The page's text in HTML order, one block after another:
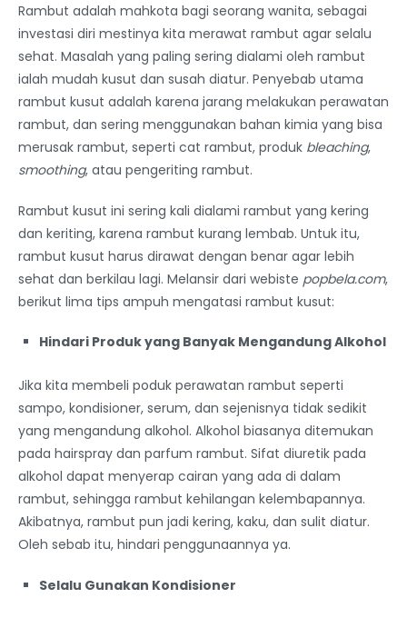
Rambut adalah mahkota bagi seorang wanita, sebagai
investasi diri mestinya kita merawat rambut agar selalu
sehat. Masalah yang paling sering dialami oleh rambut
ialah mudah kusut dan susah diatur. Penyebab utama
rambut kusut adalah karena jarang melakukan perawatan
rambut, dan sering menggunakan bahan kimia yang bisa
merusak rambut, seperti cat rambut, produk bleaching,
smoothing, atau pengeriting rambut.
Rambut kusut ini sering kali dialami rambut yang kering
dan keriting, karena rambut kurang lembab. Untuk itu,
rambut kusut harus dirawat dengan benar agar lebih
sehat dan berkilau lagi. Melansir dari webiste popbela.com,
berikut lima tips ampuh mengatasi rambut kusut:
Hindari Produk yang Banyak Mengandung Alkohol
Jika kita membeli poduk perawatan rambut seperti
sampo, kondisioner, serum, dan sejenisnya tidak sedikit
yang mengandung alkohol. Alkohol biasanya ditemukan
pada hairspray dan parfum rambut. Sifat diuretik pada
alkohol dapat menyerap cairan yang ada di dalam
rambut, sehingga rambut kehilangan kelembapannya.
Akibatnya, rambut pun jadi kering, kaku, dan sulit diatur.
Oleh sebab itu, hindari penggunaannya ya.
Selalu Gunakan Kondisioner